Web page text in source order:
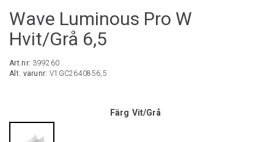
Wave Luminous Pro W
Hvit/Grå 6,5
Art.nr: 399260
Alt. varunr: V1GC2640856,5
Färg Vit/Grå